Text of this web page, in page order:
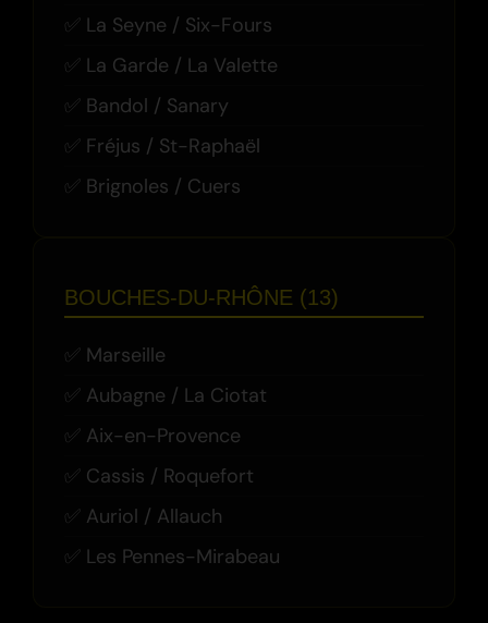
La Seyne / Six-Fours
La Garde / La Valette
Bandol / Sanary
Fréjus / St-Raphaël
Brignoles / Cuers
BOUCHES-DU-RHÔNE (13)
Marseille
Aubagne / La Ciotat
Aix-en-Provence
Cassis / Roquefort
Auriol / Allauch
Les Pennes-Mirabeau